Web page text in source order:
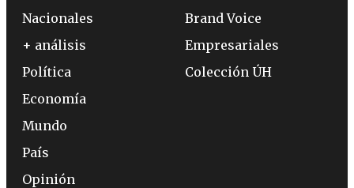
Nacionales
+ análisis
Política
Economía
Mundo
País
Opinión
Brand Voice
Empresariales
Colección ÚH